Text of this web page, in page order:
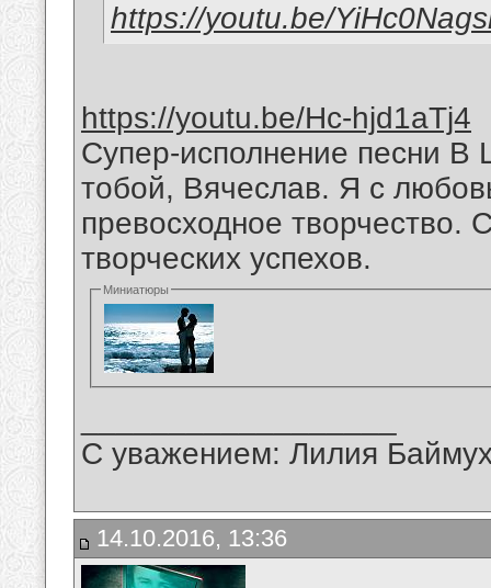
https://youtu.be/
https://youtu.be/Hc-hjd1aTj4
Супер-исполнение песни
тобой, Вячеслав. Я с
превосходное
творческих успехов.
Миниатюры
С уважением: Лилия
14.10.2016, 13:36